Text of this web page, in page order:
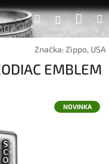
Hledat
Značka:Zippo, USA
EMBLEM
NOVINKA